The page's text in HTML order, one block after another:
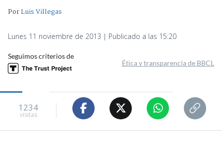
PorLuis Villegas
Lunes 11 noviembre de 2013 | Publicado a las 15:20
Seguimos criterios de
Ética y transparencia de BBCL
1234
visitas